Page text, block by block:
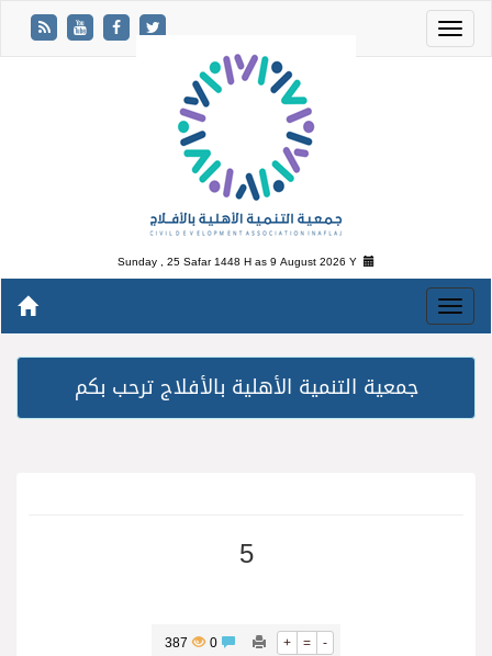
Sunday , 25 Safar 1448 H as9 August 2026 Y
جمعية التنمية الأهلية بالأفلاج ترحب بكم
5
+ = -
387